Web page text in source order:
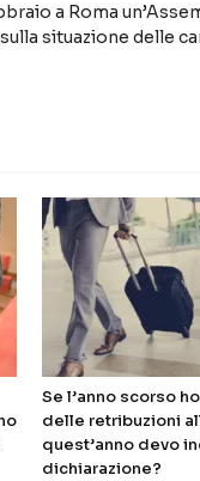
a Roma
sulla situazione delle
Se l’anno scorso
delle retribuzioni
quest’anno devo
dichiarazione?